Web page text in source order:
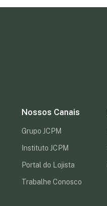
Nossos Canais
Grupo JCPM
Instituto JCPM
Portal do Lojista
Trabalhe Conosco